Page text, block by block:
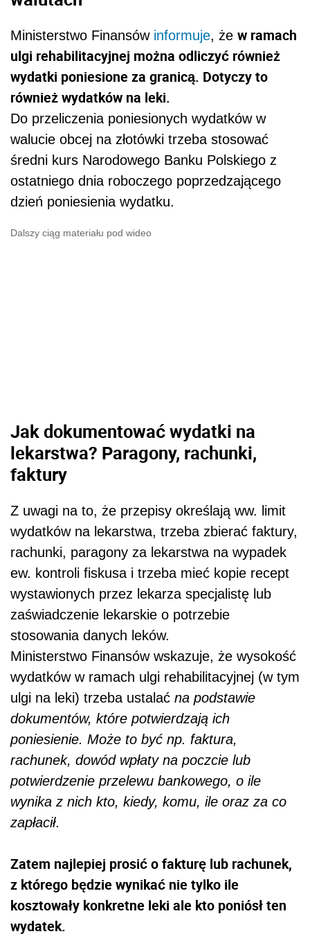
Ministerstwo Finansów informuje, że w ramach
ulgi rehabilitacyjnej można odliczyć również
wydatki poniesione za granicą. Dotyczy to
również wydatków na leki.
Do przeliczenia poniesionych wydatków w
walucie obcej na złotówki trzeba stosować
średni kurs Narodowego Banku Polskiego z
ostatniego dnia roboczego poprzedzającego
dzień poniesienia wydatku.
Dalszy ciąg materiału pod wideo
Jak dokumentować wydatki na
lekarstwa? Paragony, rachunki,
faktury
Z uwagi na to, że przepisy określają ww. limit
wydatków na lekarstwa, trzeba zbierać faktury,
rachunki, paragony za lekarstwa na wypadek
ew. kontroli fiskusa i trzeba mieć kopie recept
wystawionych przez lekarza specjalistę lub
zaświadczenie lekarskie o potrzebie
stosowania danych leków.
Ministerstwo Finansów wskazuje, że wysokość
wydatków w ramach ulgi rehabilitacyjnej (w tym
ulgi na leki) trzeba ustalać na podstawie
dokumentów, które potwierdzają ich
poniesienie. Może to być np. faktura,
rachunek, dowód wpłaty na poczcie lub
potwierdzenie przelewu bankowego, o ile
wynika z nich kto, kiedy, komu, ile oraz za co
zapłacił.
Zatem najlepiej prosić o fakturę lub rachunek,
z którego będzie wynikać nie tylko ile
kosztowały konkretne leki ale kto poniósł ten
wydatek.